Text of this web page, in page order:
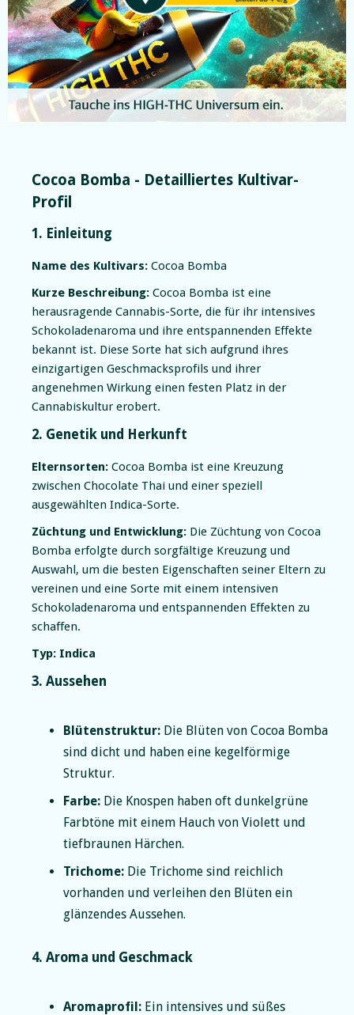
Cocoa Bomba - Detailliertes Kultivar-
Profil
1. Einleitung
Name des Kultivars: Cocoa Bomba
Kurze Beschreibung: Cocoa Bomba ist eine
herausragende Cannabis-Sorte, die für ihr intensives
Schokoladenaroma und ihre entspannenden Effekte
bekannt ist. Diese Sorte hat sich aufgrund ihres
einzigartigen Geschmacksprofils und ihrer
angenehmen Wirkung einen festen Platz in der
Cannabiskultur erobert.
2. Genetik und Herkunft
Elternsorten: Cocoa Bomba ist eine Kreuzung
zwischen Chocolate Thai und einer speziell
ausgewählten Indica-Sorte.
Züchtung und Entwicklung: Die Züchtung von Cocoa
Bomba erfolgte durch sorgfältige Kreuzung und
Auswahl, um die besten Eigenschaften seiner Eltern zu
vereinen und eine Sorte mit einem intensiven
Schokoladenaroma und entspannenden Effekten zu
schaffen.
Typ: Indica
3. Aussehen
Blütenstruktur: Die Blüten von Cocoa Bomba
sind dicht und haben eine kegelförmige
Struktur.
Farbe: Die Knospen haben oft dunkelgrüne
Farbtöne mit einem Hauch von Violett und
tiefbraunen Härchen.
Trichome: Die Trichome sind reichlich
vorhanden und verleihen den Blüten ein
glänzendes Aussehen.
4. Aroma und Geschmack
Aromaprofil: Ein intensives und süßes